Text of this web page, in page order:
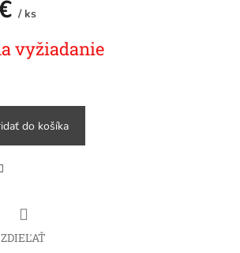
/ ks
vyžiadanie
do košíka
ZDIEĽAŤ